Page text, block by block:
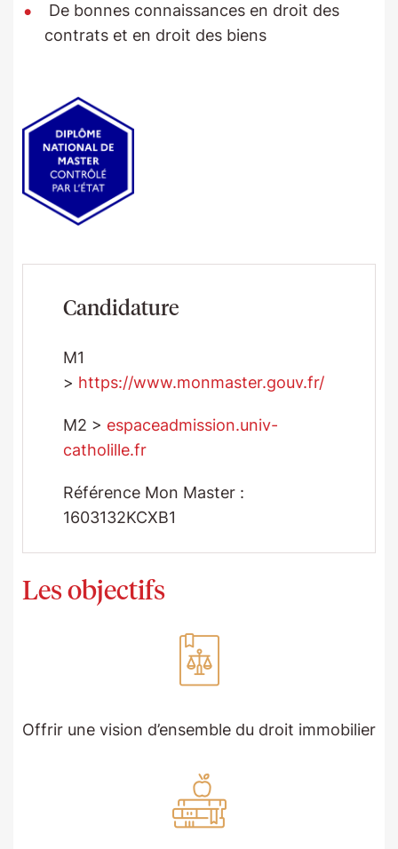
De bonnes connaissances en droit des
contrats et en droit des biens
Candidature
M1
> https://www.monmaster.gouv.fr/
M2 > espaceadmission.univ-
catholille.fr
Référence Mon Master :
1603132KCXB1
Les objectifs
Offrir une vision d’ensemble du droit immobilier